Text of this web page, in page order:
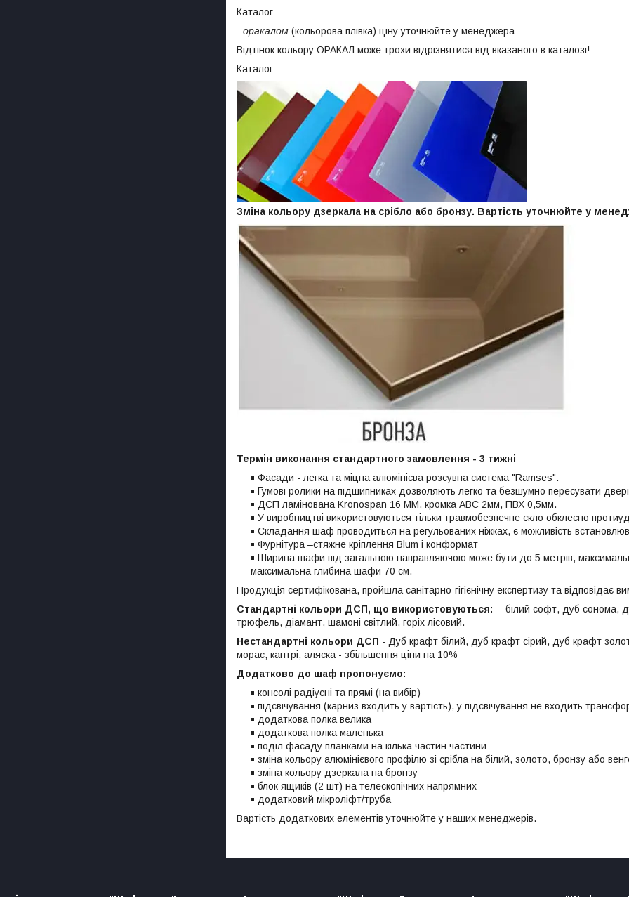
Каталог ―
- оракалом (кольорова плівка) ціну уточнюйте у менеджера
Відтінок кольору ОРАКАЛ може трохи відрізнятися від вказаного в каталозі!
Каталог ―
Зміна кольору дзеркала на срібло або бронзу. Вартість уточнюйте у
Термін виконання стандартного замовлення - 3 тижні
Фасади - легка та міцна алюмінієва розсувна система "Ramses".
Гумові ролики на підшипниках дозволяють легко та безшумно пересувати
ДСП ламінована Kronospan 16 ММ, кромка АВС 2мм, ПВХ 0,5мм.
У виробництві використовуються тільки травмобезпечне скло обклеєно
Складання шаф проводиться на регульованих ніжках, є можливість
Фурнітура –стяжне кріплення Blum і конформат
Ширина шафи під загальною направляючою може бути до 5 метрів,
максимальна глибина шафи 70 см.
Продукція сертифікована, пройшла санітарно-гігієнічну експертизу та відповідає
Стандартні кольори ДСП, що використовуються: ―білий софт, дуб сонома,
трюфель, діамант, шамоні світлий, горіх лісовий.
Нестандартні кольори ДСП - Дуб крафт білий, дуб крафт сірий, дуб крафт
морас, кантрі, аляска - збільшення ціни на 10%
Додатково до шаф пропонуємо:
консолі радіусні та прямі (на вибір)
підсвічування (карниз входить у вартість), у підсвічування не входить
додаткова полка велика
додаткова полка маленька
поділ фасаду планками на кілька частин частини
зміна кольору алюмінієвого профілю зі срібла на білий, золото, бронзу або
зміна кольору дзеркала на бронзу
блок ящиків (2 шт) на телескопічних напрямних
додатковий мікроліфт/труба
Вартість додаткових елементів уточнюйте у наших менеджерів.